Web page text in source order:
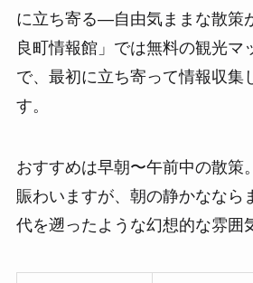
に立ち寄る—自由気ままな散策
良町情報館」では無料の観光マ
で、最初に立ち寄って情報収集
す。
おすすめは早朝〜午前中の散策
賑わいますが、朝の静かななら
代を遡ったような幻想的な雰囲